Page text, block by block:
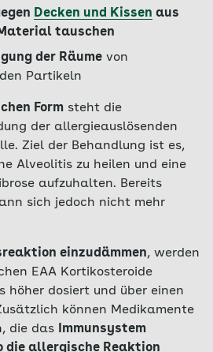
Decken und Kissen aus
tauschen
der Räume von
Partikeln
Form steht die
der allergieauslösenden
Ziel der Behandlung ist es,
Alveolitis zu heilen und eine
aufzuhalten. Bereits
sich jedoch nicht mehr
einzudämmen, werden
EAA Kortikosteroide
höher dosiert und über einen
können Medikamente
die das
Immunsystem
die allergische Reaktion